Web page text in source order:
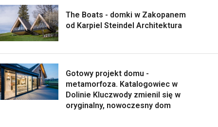
The Boats - domki w Zakopanem
od Karpiel Steindel Architektura
Gotowy projekt domu -
metamorfoza. Katalogowiec w
Dolinie Kluczwody zmienil się w
oryginalny, nowoczesny dom